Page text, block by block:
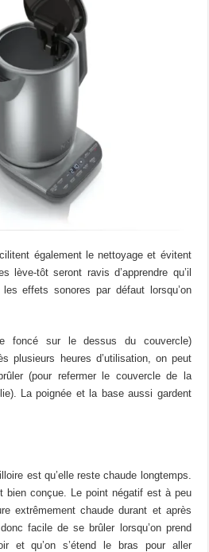
également le nettoyage et évitent
lève-tôt seront ravis d’apprendre qu’il
effets sonores par défaut lorsqu’on
foncé sur le dessus du couvercle)
plusieurs heures d’utilisation, on peut
(pour refermer le couvercle de la
La poignée et la base aussi gardent
est qu’elle reste chaude longtemps.
bien conçue. Le point négatif est à peu
extrêmement chaude durant et après
facile de se brûler lorsqu’on prend
et qu’on s’étend le bras pour aller